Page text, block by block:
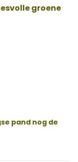
groene
pand nog de